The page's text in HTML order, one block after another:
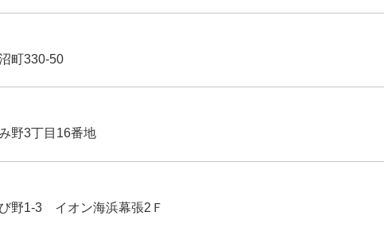
町330-50
野3丁目16番地
野1-3 イオン海浜幕張2Ｆ